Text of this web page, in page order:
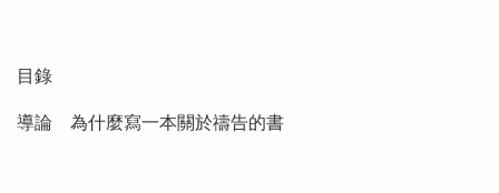
目錄
導論 為什麼寫一本關於禱告的書